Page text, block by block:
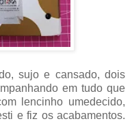
sujo e cansado, dois
em tudo que
lencinho umedecido,
e fiz os acabamentos.